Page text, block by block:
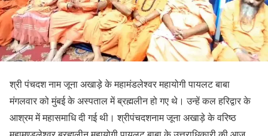
श्री पंचदश नाम जूना अखाड़े के महामंडलेश्वर महायोगी पायलट बाबा
मंगलवार को मुंबई के अस्पताल में ब्रह्मलीन हो गए थे। उन्हें कल हरिद्वार के
आश्रम में महासमाधि दी गई थी। श्रीपंचदशनाम जूना अखाड़े के वरिष्ठ